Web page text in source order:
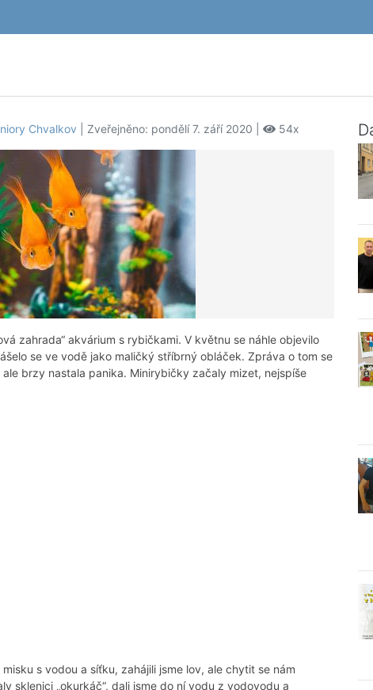
Chvalkov | Zveřejněno: pondělí 7. září 2020 | 54x
zahrada“ akvárium s rybičkami. V květnu se náhle objevilo
se ve vodě jako maličký stříbrný obláček. Zpráva o tom se
brzy nastala panika. Minirybičky začaly mizet, nejspíše
s vodou a síťku, zahájili jsme lov, ale chytit se nám
sklenici „okurkáč“, dali jsme do ní vodu z vodovodu a